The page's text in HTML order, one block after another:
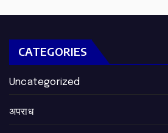
CATEGORIES
Uncategorized
अपराध